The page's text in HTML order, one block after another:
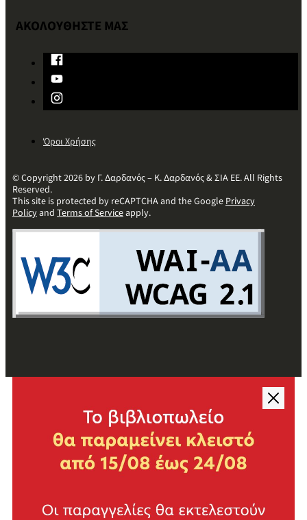
ΑΚΟΛΟΥΘΗΣΤΕ ΜΑΣ
Όροι Χρήσης
© Copyright 2026 by Γ. Δαρδανός – Κ. Δαρδανός & ΣΙΑ ΕΕ. All Rights
Reserved.
This site is protected by reCAPTCHA and the GooglePrivacy
Policyand Terms of Serviceapply.